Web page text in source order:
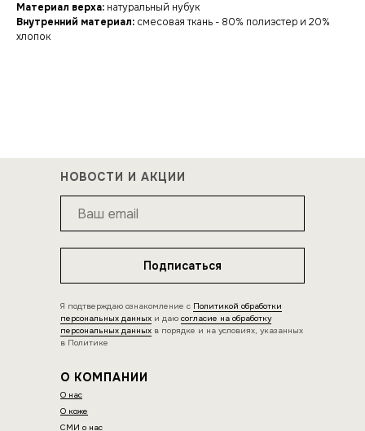
Материал верха: натуральный нубук
Внутренний материал: смесовая ткань - 80% полиэстер и 20%
хлопок
Подписаться
Я подтверждаю ознакомление с Политикой обработки
персональных данных и даю согласие на обработку
персональных данных в порядке и на условиях, указанных
в Политике
НОВОСТИ И АКЦИИ
О КОМПАНИИ
О нас
О коже
СМИ о нас